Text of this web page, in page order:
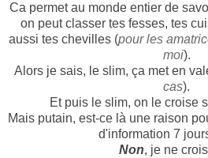
Ca permet au monde entier de
on peut classer tes fesses, tes
aussi tes chevilles (pour les
moi).
Alors je sais, le slim, ça met en
cas).
Et puis le slim, on le croise
Mais putain, est-ce là une raison
d'information 7
Non, je ne